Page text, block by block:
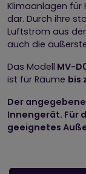
Klimaanlagen für
dar. Durch ihre
Luftstrom aus
auch die
Das Modell MV-
ist für Räume bis
Der
Innengerät. Für
geeignetes